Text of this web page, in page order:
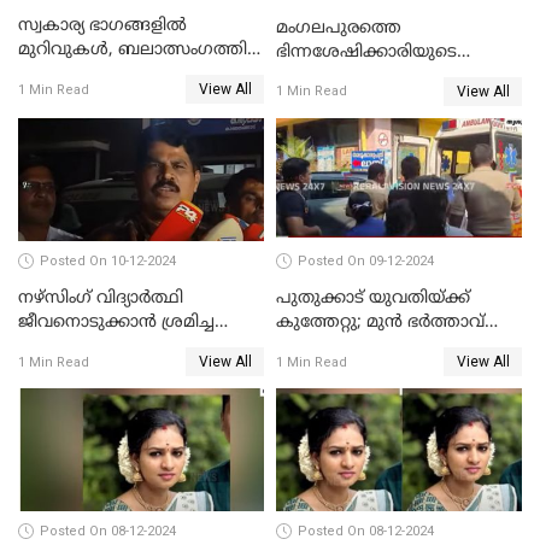
സ്വകാര്യ ഭാഗങ്ങളിൽ
മുറിവുകൾ, ബലാത്സംഗത്തിന്
കൊലപാതകത്തില്‍
പോസ്റ്റ്‌മോർട്ടം റിപ്പോർട്ട്
1 Min Read View All
മംഗലപുരത്തെ
ഭിന്നശേഷിക്കാരിയുടെ
സംശയിക്കുന്നയാള്‍
കസ്റ്റഡിയില്‍
1 Min Read View All
Posted On 10-12-2024
നഴ്‌സിംഗ് വിദ്യാർത്ഥി
ജീവനൊടുക്കാന്‍ ശ്രമിച്ച
മാറ്റിയതായി മൻസൂർ
ആശുപത്രി എം.ഡി ഷംസുദ്ദീൻ
1 Min Read View All
Posted On 09-12-2024
പുതുക്കാട് യുവതിയ്ക്ക്
കുത്തേറ്റു; മുൻ ഭർത്താവ്
1 Min Read View All
Posted On 08-12-2024 Posted On 08-12-2024